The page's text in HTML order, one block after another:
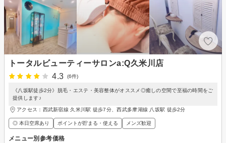
トータルビューティーサロンa:Q久米川店
4.3
(6件)
《八坂駅徒歩2分》脱毛・エステ・美容整体がオススメ◎癒しの空間で至福の時間をご
提供します♪
アクセス：西武新宿線 久米川駅 徒歩7分、西武多摩湖線 八坂駅 徒歩2分
◎ 本日空席あり ポイントが貯まる・使える メンズ歓迎
メニュー別参考価格